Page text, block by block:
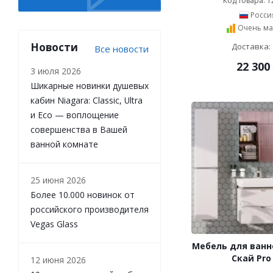
Очень
Доставка:
22 300
Мебель для
Скай Pro
Alvaro Banos (167 )
Inova (12)
Owl 1975 (131)
Pelipal (8)
Smile (1)
Edelform (99 )
Dorff (2)
Новости Все новости
3 июля 2026
Шикарные новинки душевых
кабин Niagara: Classic, Ultra
и Eco — воплощение
совершенства в Вашей
ванной комнате
25 июня 2026
Более 10.000 новинок от
российского производителя
Vegas Glass
12 июня 2026